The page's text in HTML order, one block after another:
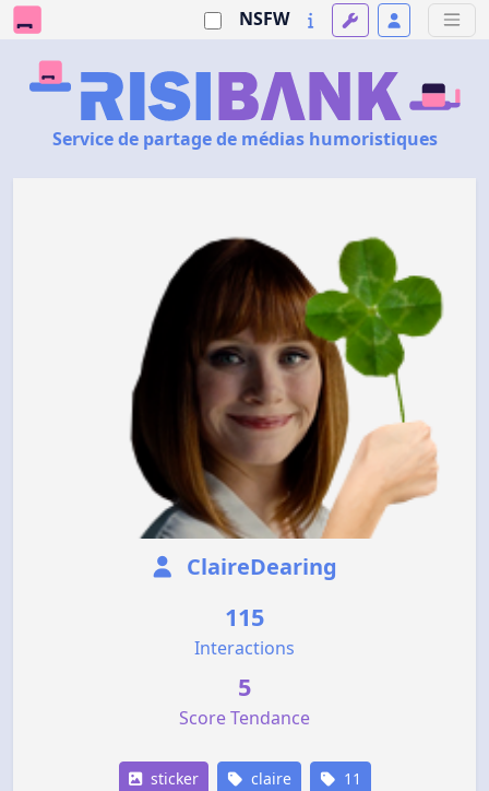
NSFW
Service de partage de médias humoristiques
ClaireDearing
115
Interactions
5
Score Tendance
sticker claire 11